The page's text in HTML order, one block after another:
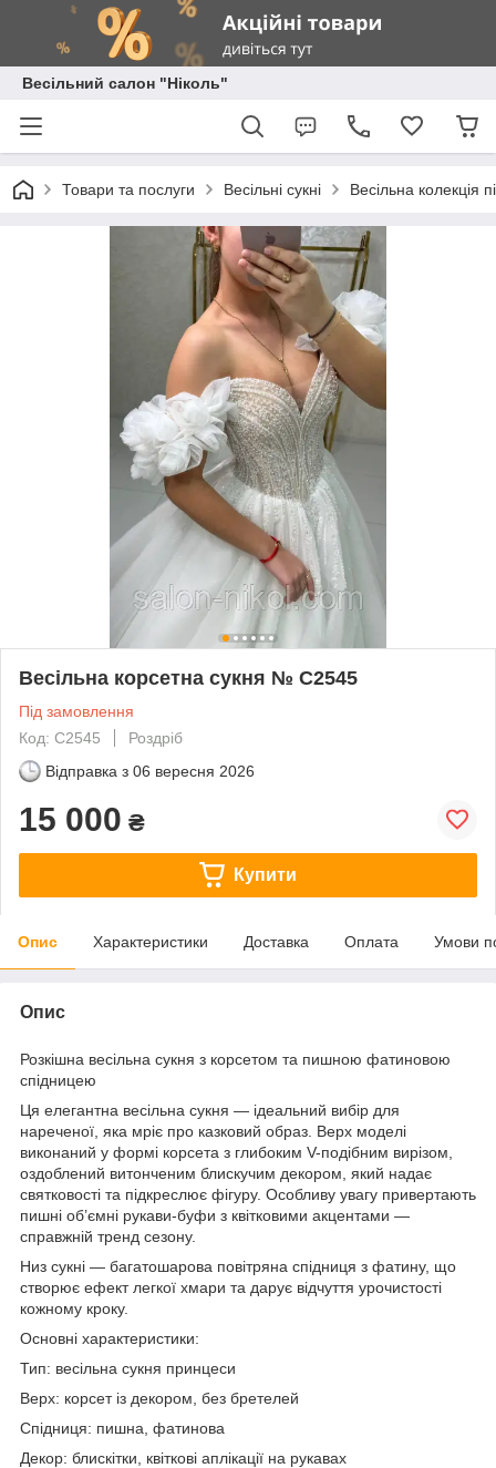
Весільний салон "Ніколь"
Товари та послуги Весільні сукні Весільна колекція
Весільна корсетна сукня № С2545
Під замовлення
Код: С2545
Роздріб
Відправка з 06 вересня 2026
15 000 ₴
Купити
Опис Характеристики Доставка Оплата Умови
Опис
Розкішна весільна сукня з корсетом та пишною фатиновою
спідницею
Ця елегантна весільна сукня — ідеальний вибір для
нареченої, яка мріє про казковий образ. Верх моделі
виконаний у формі корсета з глибоким V-подібним вирізом,
оздоблений витонченим блискучим декором, який надає
святковості та підкреслює фігуру. Особливу увагу привертають
пишні об’ємні рукави-буфи з квітковими акцентами —
справжній тренд сезону.
Низ сукні — багатошарова повітряна спідниця з фатину, що
створює ефект легкої хмари та дарує відчуття урочистості
кожному кроку.
Основні характеристики:
Тип: весільна сукня принцеси
Верх: корсет із декором, без бретелей
Спідниця: пишна, фатинова
Декор: блискітки, квіткові аплікації на рукавах